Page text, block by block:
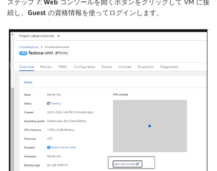
ステップ 7: Web コンソールを開く ボタンをクリックして VM に接
続し、 Guest の資格情報を使ってログインします。